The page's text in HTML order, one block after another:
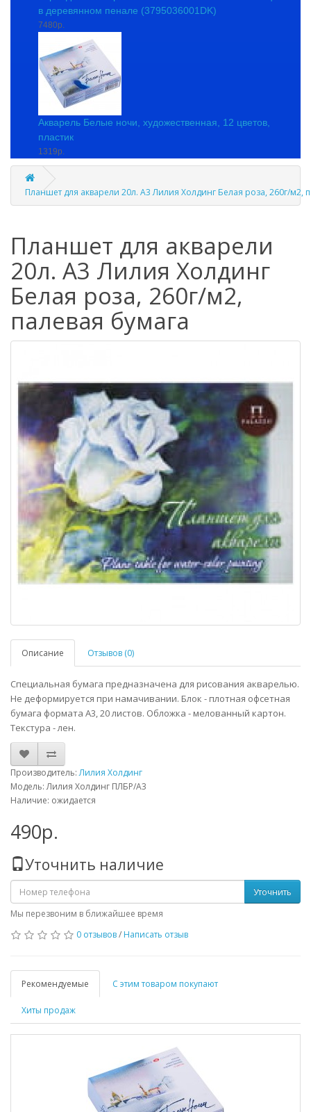
в деревянном пенале (3795036001DK)
7480р.
Акварель Белые ночи, художественная, 12 цветов,
пластик
1319р.
Планшет для акварели 20л. А3 Лилия Холдинг Белая роза, 260г/м2,
Планшет для акварели
20л. А3 Лилия Холдинг
Белая роза, 260г/м2,
палевая бумага
Описание Отзывов (0)
Специальная бумага предназначена для рисования акварелью.
Не деформируется при намачивании. Блок - плотная офсетная
бумага формата А3, 20 листов. Обложка - мелованный картон.
Текстура - лен.
Производитель:Лилия Холдинг
Модель: Лилия Холдинг ПЛБР/А3
Наличие: ожидается
490р.
Уточнить наличие
Уточнить
Мы перезвоним в ближайшее время
0 отзывов/ Написать отзыв
Рекомендуемые С этим товаром покупают
Хиты продаж